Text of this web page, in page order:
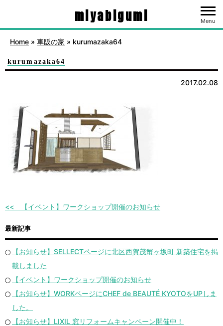
miyabigumi Menu
Home » 車阪の家 » kurumazaka64
kurumazaka64
2017.02.08
【イベント】ワークショップ開催のお知らせ
最新記事
【お知らせ】SELLECTページに北区西賀茂蟹ヶ坂町 新築住宅を掲
載しました
【イベント】ワークショップ開催のお知らせ
【お知らせ】WORKページにCHEF de BEAUTÉ KYOTOをUPしま
した。
【お知らせ】LIXIL 窓リフォームキャンペーン開催中！